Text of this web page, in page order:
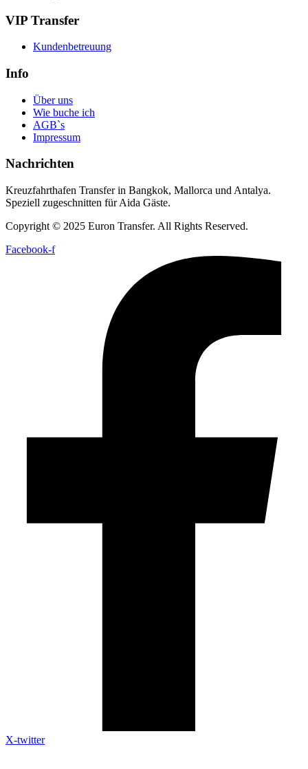
VIP Transfer
Kundenbetreuung
Info
Über uns
Wie buche ich
AGB`s
Impressum
Nachrichten
Kreuzfahrthafen Transfer in Bangkok, Mallorca und Antalya.
Speziell zugeschnitten für Aida Gäste.
Copyright © 2025 Euron Transfer. All Rights Reserved.
Facebook-f
X-twitter